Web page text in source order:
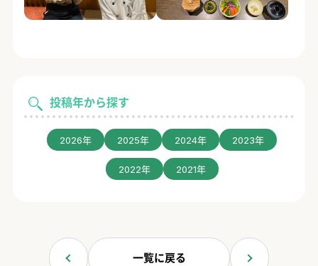
投稿年から探す
2026年 2025年 2024年 2023年
2022年 2021年
一覧に戻る